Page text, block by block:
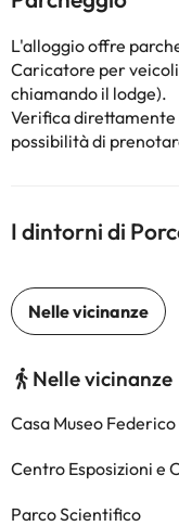
L'alloggio offre
Caricatore per
chiamando il lodge).
Verifica
possibilità di
I dintorni di
Nelle vicinanze
Casa Museo
Centro Esposizioni e
Parco Scientifico